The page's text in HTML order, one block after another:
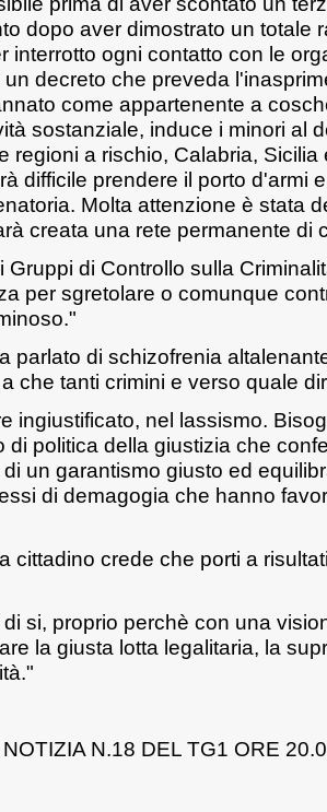
dopo aver dimostrato un totale
interrotto ogni contatto con le
decreto che preveda
come appartenente a
sostanziale, induce i minori al
regioni a rischio, Calabria,
difficile prendere il porto d'armi
Molta attenzione è stata
creata una rete permanente di
Gruppi di Controllo sulla
per sgretolare o comunque
parlato di schizofrenia
che tanti crimini e verso quale
ingiustificato, nel lassismo.
di politica della giustizia che
un garantismo giusto ed
di demagogia che hanno
cittadino crede che porti a
si, proprio perchè con una
la giusta lotta legalitaria, la
N.18 DEL TG1 ORE